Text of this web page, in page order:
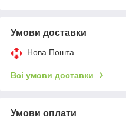
Умови доставки
Нова Пошта
Всі умови доставки
Умови оплати